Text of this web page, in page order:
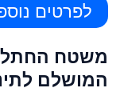
לפרטים
משטח
המושלם